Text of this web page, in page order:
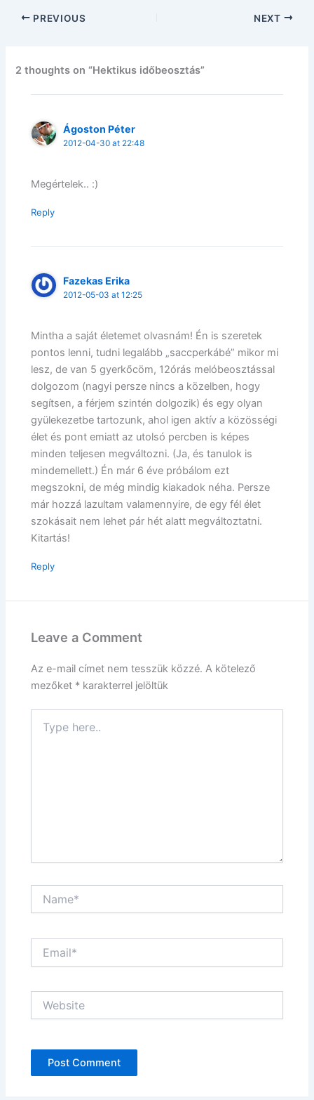
PREVIOUS NEXT
2 thoughts on “Hektikus időbeosztás”
Ágoston Péter
2012-04-30 at 22:48
Megértelek.. :)
Reply
Fazekas Erika
2012-05-03 at 12:25
Mintha a saját életemet olvasnám! Én is szeretek
pontos lenni, tudni legalább „saccperkábé” mikor mi
lesz, de van 5 gyerkőcöm, 12órás melóbeosztással
dolgozom (nagyi persze nincs a közelben, hogy
segítsen, a férjem szintén dolgozik) és egy olyan
gyülekezetbe tartozunk, ahol igen aktív a közösségi
élet és pont emiatt az utolsó percben is képes
minden teljesen megváltozni. (Ja, és tanulok is
mindemellett.) Én már 6 éve próbálom ezt
megszokni, de még mindig kiakadok néha. Persze
már hozzá lazultam valamennyire, de egy fél élet
szokásait nem lehet pár hét alatt megváltoztatni.
Kitartás!
Reply
Leave a Comment
Az e-mail címet nem tesszük közzé. A kötelező
mezőket * karakterrel jelöltük
here..